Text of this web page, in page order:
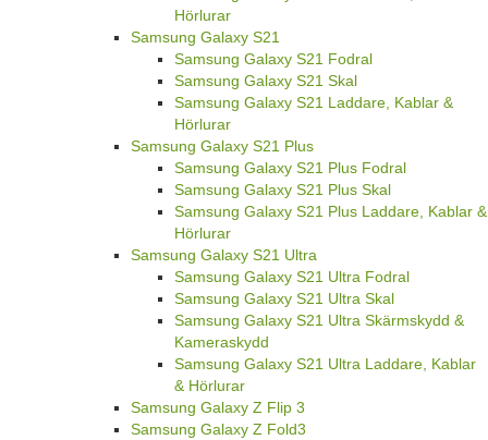
Hörlurar
Samsung Galaxy S21
Samsung Galaxy S21 Fodral
Samsung Galaxy S21 Skal
Samsung Galaxy S21 Laddare, Kablar &
Hörlurar
Samsung Galaxy S21 Plus
Samsung Galaxy S21 Plus Fodral
Samsung Galaxy S21 Plus Skal
Samsung Galaxy S21 Plus Laddare, Kablar &
Hörlurar
Samsung Galaxy S21 Ultra
Samsung Galaxy S21 Ultra Fodral
Samsung Galaxy S21 Ultra Skal
Samsung Galaxy S21 Ultra Skärmskydd &
Kameraskydd
Samsung Galaxy S21 Ultra Laddare, Kablar
& Hörlurar
Samsung Galaxy Z Flip 3
Samsung Galaxy Z Fold3